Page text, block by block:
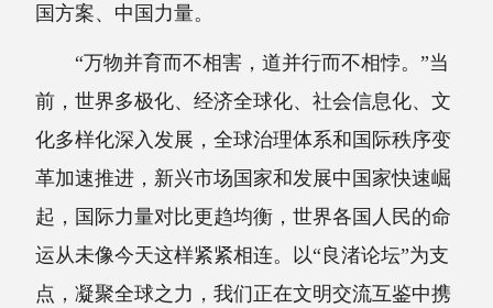
国方案、中国力量。
“万物并育而不相害，道并行而不相悖。”当
前，世界多极化、经济全球化、社会信息化、文
化多样化深入发展，全球治理体系和国际秩序变
革加速推进，新兴市场国家和发展中国家快速崛
起，国际力量对比更趋均衡，世界各国人民的命
运从未像今天这样紧紧相连。以“良渚论坛”为支
点，凝聚全球之力，我们正在文明交流互鉴中携